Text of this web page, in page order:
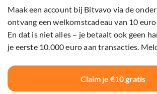
Maak een account bij Bitvavo via de
ontvang een welkomstcadeau van 10
En dat is niet alles – je betaalt ook geen
je eerste 10.000 euro aan transacties.
Claim je €10 gratis